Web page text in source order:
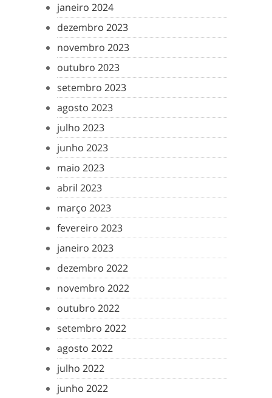
janeiro 2024
dezembro 2023
novembro 2023
outubro 2023
setembro 2023
agosto 2023
julho 2023
junho 2023
maio 2023
abril 2023
março 2023
fevereiro 2023
janeiro 2023
dezembro 2022
novembro 2022
outubro 2022
setembro 2022
agosto 2022
julho 2022
junho 2022